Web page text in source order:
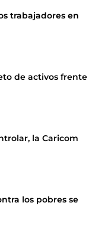
trabajadores en
de activos frente
la Caricom
los pobres se